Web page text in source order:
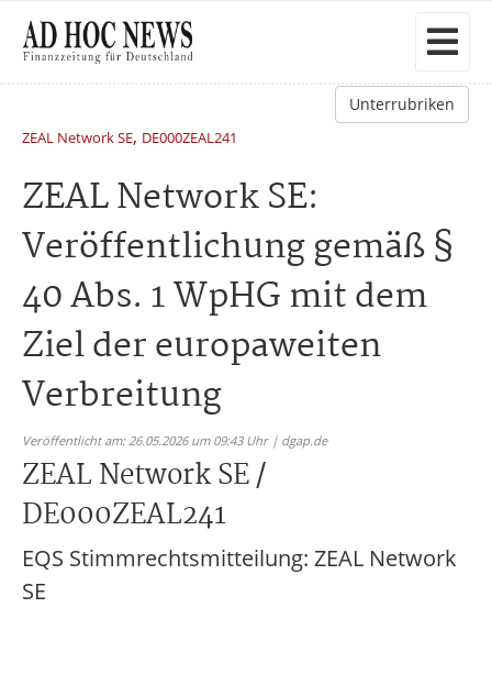
Unterrubriken
ZEAL Network SE, DE000ZEAL241
ZEAL Network SE:
Veröffentlichung gemäß §
40 Abs. 1 WpHG mit dem
Ziel der europaweiten
Verbreitung
Veröffentlicht am: 26.05.2026 um 09:43 Uhr | dgap.de
ZEAL Network SE /
DE000ZEAL241
EQS Stimmrechtsmitteilung: ZEAL Network
SE